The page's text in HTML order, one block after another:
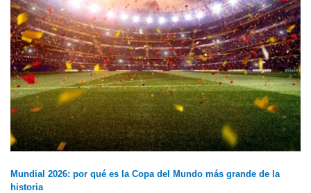
Mundial 2026: por qué es la Copa del Mundo más grande de la
historia